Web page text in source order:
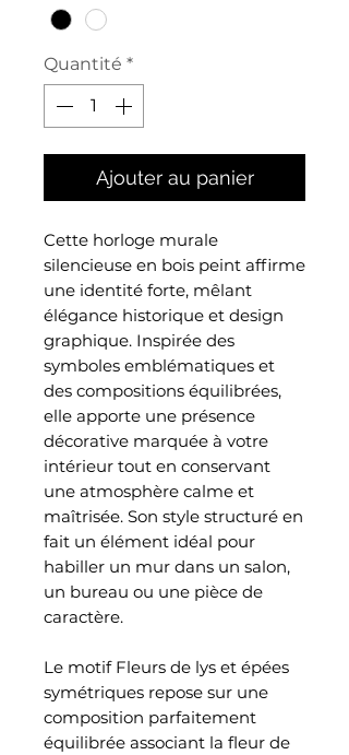
Quantité *
Ajouter au panier
Cette horloge murale
silencieuse en bois peint affirme
une identité forte, mêlant
élégance historique et design
graphique. Inspirée des
symboles emblématiques et
des compositions équilibrées,
elle apporte une présence
décorative marquée à votre
intérieur tout en conservant
une atmosphère calme et
maîtrisée. Son style structuré en
fait un élément idéal pour
habiller un mur dans un salon,
un bureau ou une pièce de
caractère.
Le motif Fleurs de lys et épées
symétriques repose sur une
composition parfaitement
équilibrée associant la fleur de